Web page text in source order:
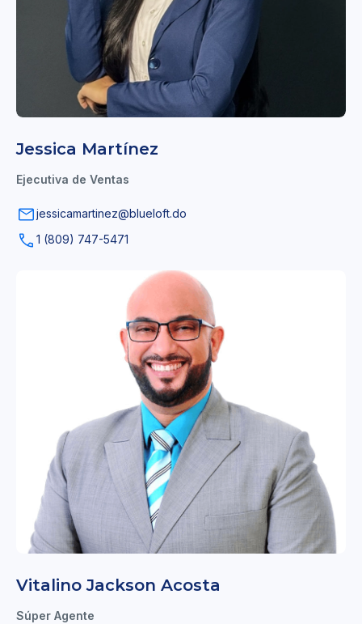
Jessica Martínez
Ejecutiva de Ventas
jessicamartinez@blueloft.do
1 (809) 747-5471
Vitalino Jackson Acosta
Súper Agente